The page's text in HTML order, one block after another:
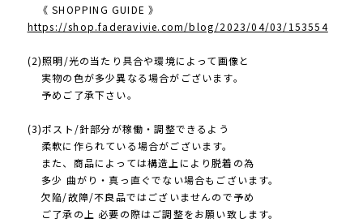
《 SHOPPING GUIDE 》
https://shop.faderavivie.com/blog/2023/04/03/153554
(2)照明/光の当たり具合や環境によって画像と
実物の色が多少異なる場合がございます。
予めご了承下さい。
(3)ポスト/針部分が稼働・調整できるよう
柔軟に作られている場合がございます。
また、商品によっては構造上により脱着の為
多少 曲がり・真っ直ぐでない場合もございます。
欠陥/故障/不良品ではございませんので予め
ご了承の上 必要の際はご調整をお願い致します。